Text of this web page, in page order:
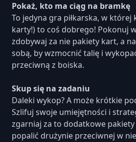
Pokaż, kto ma ciąg na bramkę
To jedyna gra piłkarska, w której
karty!) to coś dobrego! Pokonuj
zdobywaj za nie pakiety kart, a
sobą, by wzmocnić talię i
przeciwną z boiska.
Skup się na zadaniu
Daleki wykop? A może krótkie
Szlifuj swoje umiejętności i
zgarniaj za to dodatkowe
popalić drużynie przeciwnej w